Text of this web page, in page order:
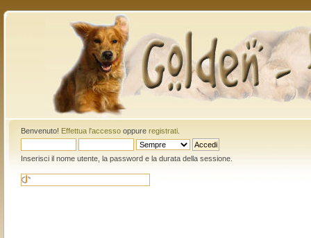
Benvenuto! Effettua l'accessooppure registrati.
Inserisci il nome utente, la password e la durata della sessione.